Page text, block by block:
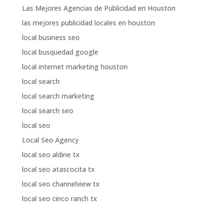
Las Mejores Agencias de Publicidad en Houston
las mejores publicidad locales en houston
local business seo
local busquedad google
local internet marketing houston
local search
local search marketing
local search seo
local seo
Local Seo Agency
local seo aldine tx
local seo atascocita tx
local seo channelview tx
local seo cinco ranch tx